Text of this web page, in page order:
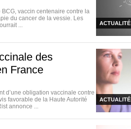
ACTUALITÉ
vaccin centenaire contre la
du cancer de la vessie. Les
...
des
France
ACTUALITÉ
d’une obligation vaccinale contre
favorable de la Haute Autorité
annonce ...